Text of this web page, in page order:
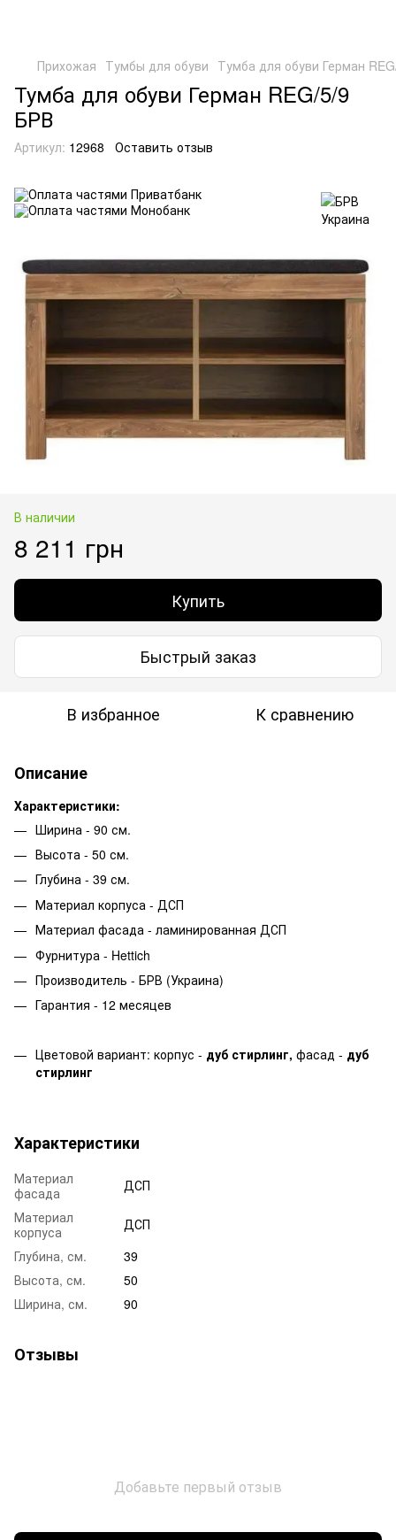
Прихожая Тумбы для обуви Тумба для обуви Герман
Тумба для обуви Герман REG/5/9
БРВ
Артикул: 12968 Оставить отзыв
В наличии
8 211 грн
Купить
Быстрый заказ
В избранное К сравнению
Описание
Характеристики:
Ширина - 90 см.
Высота - 50 см.
Глубина - 39 см.
Материал корпуса - ДСП
Материал фасада - ламинированная ДСП
Фурнитура - Hettich
Производитель - БРВ (Украина)
Гарантия - 12 месяцев
Цветовой вариант: корпус - дуб стирлинг, фасад - дуб
стирлинг
Характеристики
Материал
фасада
ДСП
Материал
корпуса
ДСП
Глубина, см.
39
Высота, см.
50
Ширина, см.
90
Отзывы
Добавьте первый отзыв